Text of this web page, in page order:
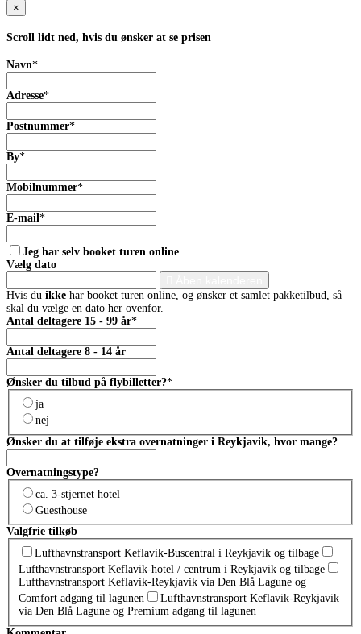
×
Scroll lidt ned, hvis du ønsker at se prisen
Navn*
Adresse*
Postnummer*
By*
Mobilnummer*
E-mail*
Jeg har selv booket turen online
Vælg dato
Hvis du ikke har booket turen online, og ønsker et samlet pakketilbud, så
skal du vælge en dato her ovenfor.
Antal deltagere 15 - 99 år*
Antal deltagere 8 - 14 år
Ønsker du tilbud på flybilletter?*
ja
nej
Ønsker du at tilføje ekstra overnatninger i Reykjavik, hvor mange?
Overnatningstype?
ca. 3-stjernet hotel
Guesthouse
Valgfrie tilkøb
Lufthavnstransport Keflavik-Buscentral i Reykjavik og tilbage
Lufthavnstransport Keflavik-hotel / centrum i Reykjavik og tilbage
Lufthavnstransport Keflavik-Reykjavik via Den Blå Lagune og
Comfort adgang til lagunen
Lufthavnstransport Keflavik-Reykjavik
via Den Blå Lagune og Premium adgang til lagunen